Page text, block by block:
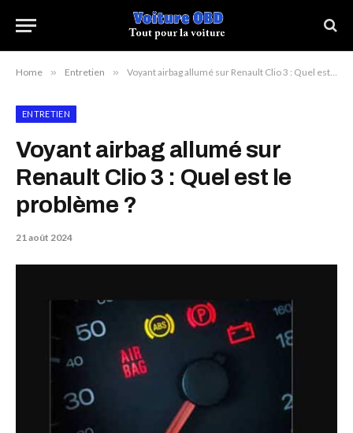
Home » Entretien » Voyant airbag allumé sur Renault Clio 3 : Quel est le problème ?
ENTRETIEN
Voyant airbag allumé sur
Renault Clio 3 : Quel est le
problème ?
21 août 2024